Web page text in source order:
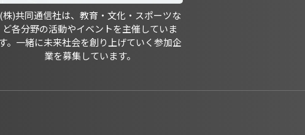
(株)共同通信社は、教育・文化・スポーツな
ど各分野の活動やイベントを主催していま
す。一緒に未来社会を創り上げていく参加企
業を募集しています。